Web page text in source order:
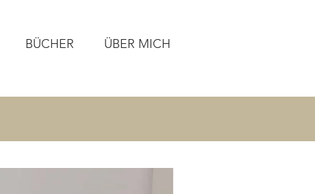
BÜCHER ÜBER MICH